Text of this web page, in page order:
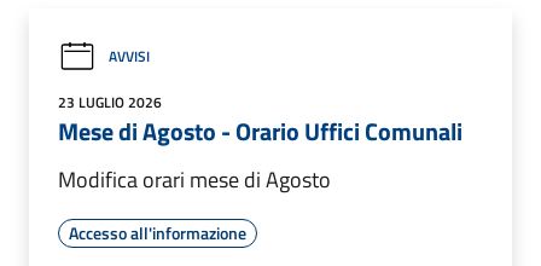
AVVISI
23 LUGLIO 2026
Mese di Agosto - Orario Uffici Comunali
Modifica orari mese di Agosto
Accesso all'informazione